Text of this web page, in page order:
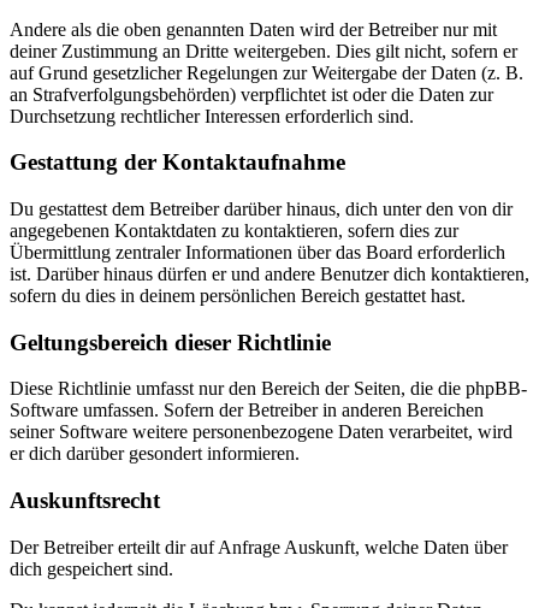
Andere als die oben genannten Daten wird der Betreiber nur mit
deiner Zustimmung an Dritte weitergeben. Dies gilt nicht, sofern er
auf Grund gesetzlicher Regelungen zur Weitergabe der Daten (z. B.
an Strafverfolgungsbehörden) verpflichtet ist oder die Daten zur
Durchsetzung rechtlicher Interessen erforderlich sind.
Gestattung der Kontaktaufnahme
Du gestattest dem Betreiber darüber hinaus, dich unter den von dir
angegebenen Kontaktdaten zu kontaktieren, sofern dies zur
Übermittlung zentraler Informationen über das Board erforderlich
ist. Darüber hinaus dürfen er und andere Benutzer dich kontaktieren,
sofern du dies in deinem persönlichen Bereich gestattet hast.
Geltungsbereich dieser Richtlinie
Diese Richtlinie umfasst nur den Bereich der Seiten, die die phpBB-
Software umfassen. Sofern der Betreiber in anderen Bereichen
seiner Software weitere personenbezogene Daten verarbeitet, wird
er dich darüber gesondert informieren.
Auskunftsrecht
Der Betreiber erteilt dir auf Anfrage Auskunft, welche Daten über
dich gespeichert sind.